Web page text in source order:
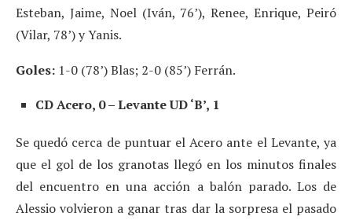
Esteban, Jaime, Noel (Iván, 76’), Renee, Enrique, Peiró
(Vilar, 78’) y Yanis.
Goles: 1-0 (78’) Blas; 2-0 (85’) Ferrán.
CD Acero, 0 – Levante UD ‘B’, 1
Se quedó cerca de puntuar el Acero ante el Levante, ya
que el gol de los granotas llegó en los minutos finales
del encuentro en una acción a balón parado. Los de
Alessio volvieron a ganar tras dar la sorpresa el pasado